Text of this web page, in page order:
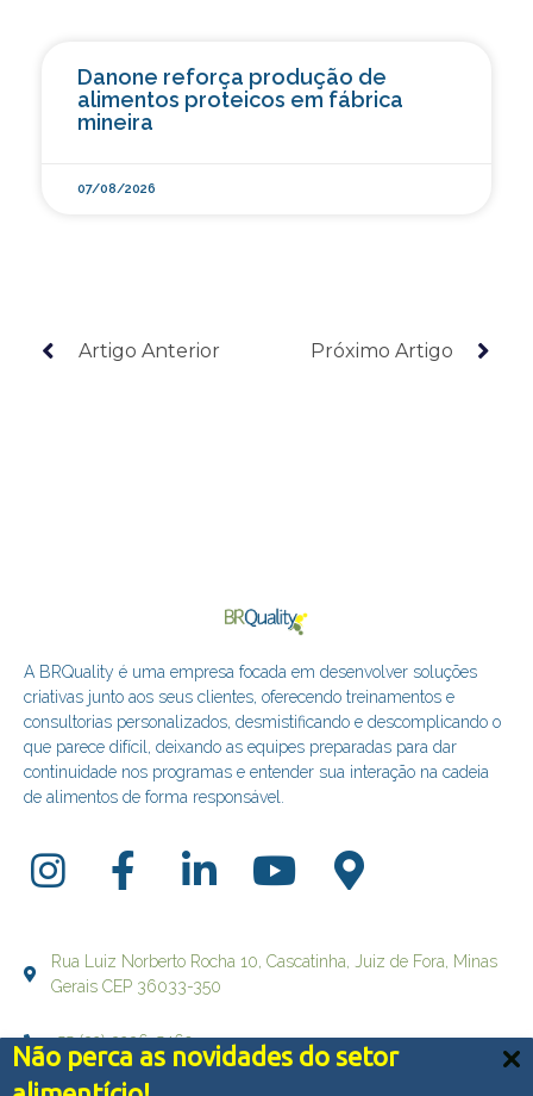
Não perca as novidades do setor
Danone reforça produção de
alimentos proteicos em fábrica
mineira
07/08/2026
Artigo Anterior Próximo Artigo
A BRQuality é uma empresa focada em desenvolver soluções
criativas junto aos seus clientes, oferecendo treinamentos e
consultorias personalizados, desmistificando e descomplicando o
que parece difícil, deixando as equipes preparadas para dar
continuidade nos programas e entender sua interação na cadeia
de alimentos de forma responsável.
Rua Luiz Norberto Rocha 10, Cascatinha, Juiz de Fora, Minas
Gerais CEP 36033-350
+55 (32) 3236-5469
Nós usamos cookies e outras tecnologias semelhantes